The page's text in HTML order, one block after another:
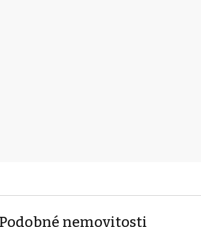
Podobné nemovitosti